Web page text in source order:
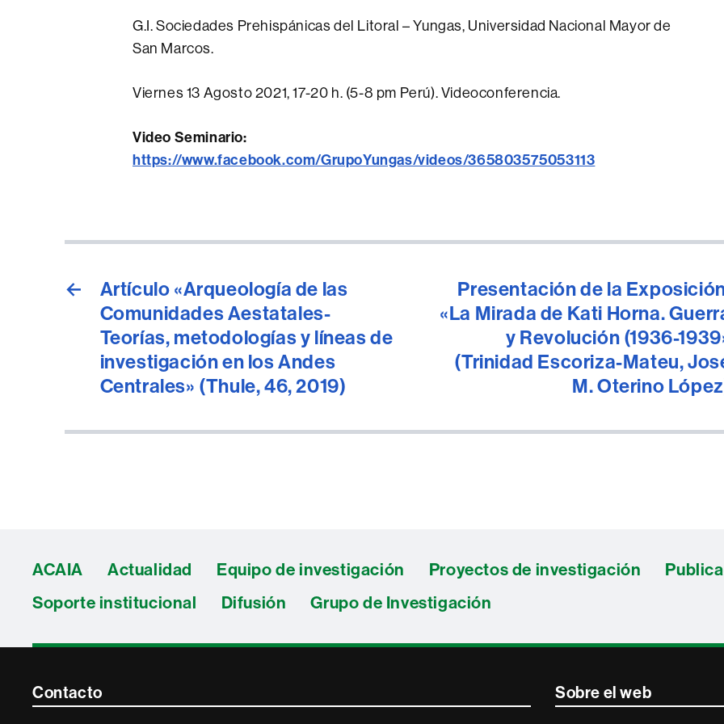
G.I. Sociedades Prehispánicas del Litoral – Yungas, Universidad Nacional Mayor de
San Marcos.
Viernes 13 Agosto 2021, 17-20 h. (5-8 pm Perú). Videoconferencia.
Video Seminario:
https://www.facebook.com/GrupoYungas/videos/365803575053113
←
Artículo «Arqueología de las
Comunidades Aestatales-
Teorías, metodologías y líneas de
investigación en los Andes
Centrales» (Thule, 46, 2019)
Presentación de la
«La Mirada de Kati Horna.
y Revolución (1936-
(Trinidad Escoriza-Mateu,
M. Oterino
ACAIA Actualidad Equipo de investigación Proyectos de investigación
Soporte institucional
Difusión Grupo de Investigación
Contacte
Contacto Sobre el web